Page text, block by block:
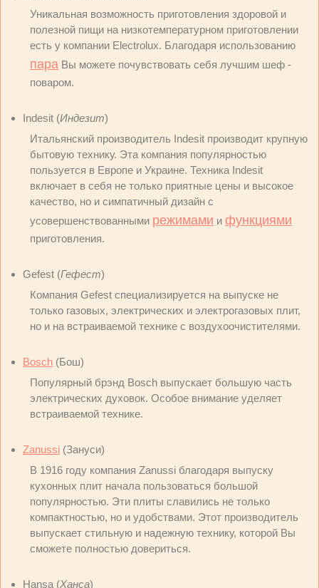
Уникальная возможность приготовления здоровой и
полезной пищи на низкотемпературном приготовлении
есть у компании Electrolux. Благодаря использованию
пара Вы можете почувствовать себя лучшим шеф -
поваром.
Indesit (Индезит)
Итальянский производитель Indesit производит крупную
бытовую технику. Эта компания популярностью
пользуется в Европе и Украине. Техника Indesit
включает в себя не только приятные цены и высокое
качество, но и симпатичный дизайн с
усовершенствованными режимами и функциями
приготовления.
Gefest (Гефест)
Компания Gefest специализируется на выпуске не
только газовых, электрических и электрогазовых плит,
но и на встраиваемой технике с воздухоочистителями.
Bosch (Бош)
Популярный брэнд Bosch выпускает большую часть
электрических духовок. Особое внимание уделяет
встраиваемой технике.
Zanussi (Зануси)
В 1916 году компания Zanussi благодаря выпуску
кухонных плит начала пользоваться большой
популярностью. Эти плиты славились не только
компактностью, но и удобствами. Этот производитель
выпускает стильную и надежную технику, которой Вы
сможете полностью довериться.
Hansa (Ханса)